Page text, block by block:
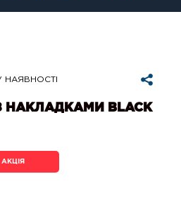
НАЯВНОСТІ
НАКЛАДКАМИ BLACK
АКЦІЯ